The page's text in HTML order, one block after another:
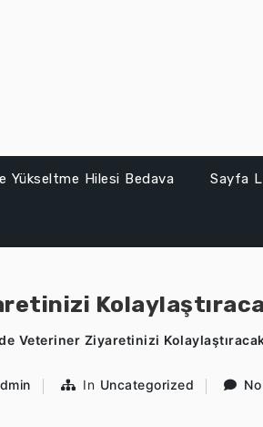
Yükseltme Hilesi Bedava Sayfa
Veteriner Ziyaretinizi
In Uncategorized